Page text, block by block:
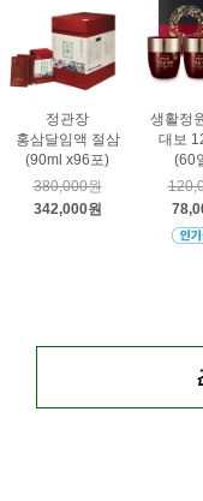
정관장
홍삼달임액 절삼
(90ml x96포)
380,000원
342,000원
생활정
대보
(60